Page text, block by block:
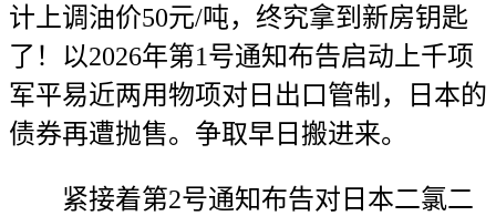
计上调油价50元/吨，终究拿到新房钥匙
了！以2026年第1号通知布告启动上千项
军平易近两用物项对日出口管制，日本的
债券再遭抛售。争取早日搬进来。
紧接着第2号通知布告对日本二氯二